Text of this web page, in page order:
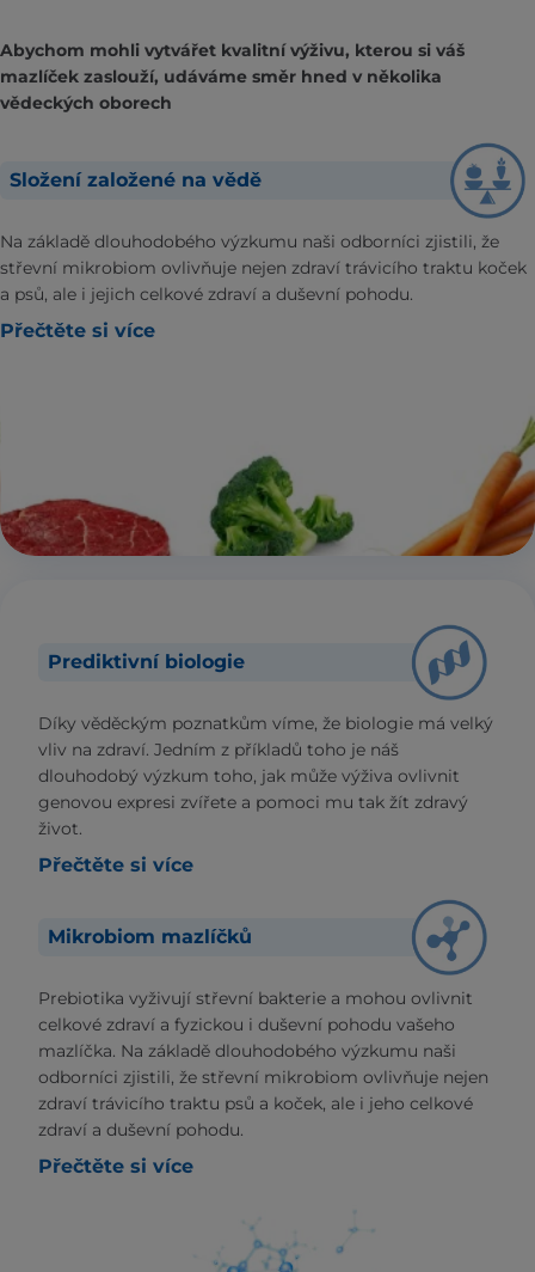
Abychom mohli vytvářet kvalitní výživu, kterou si váš
mazlíček zaslouží, udáváme směr hned v několika
vědeckých oborech
Složení založené na vědě
Na základě dlouhodobého výzkumu naši odborníci zjistili, že
střevní mikrobiom ovlivňuje nejen zdraví trávicího traktu koček
a psů, ale i jejich celkové zdraví a duševní pohodu.
Přečtěte si více
Prediktivní biologie
Díky věděckým poznatkům víme, že biologie má velký
vliv na zdraví. Jedním z příkladů toho je náš
dlouhodobý výzkum toho, jak může výživa ovlivnit
genovou expresi zvířete a pomoci mu tak žít zdravý
život.
Přečtěte si více
Mikrobiom mazlíčků
Prebiotika vyživují střevní bakterie a mohou ovlivnit
celkové zdraví a fyzickou i duševní pohodu vašeho
mazlíčka. Na základě dlouhodobého výzkumu naši
odborníci zjistili, že střevní mikrobiom ovlivňuje nejen
zdraví trávicího traktu psů a koček, ale i jeho celkové
zdraví a duševní pohodu.
Přečtěte si více